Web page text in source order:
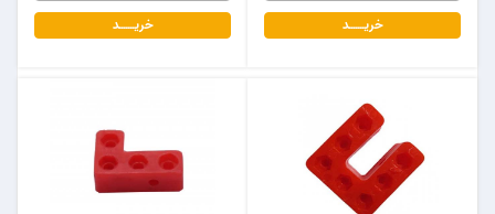
خریـــــــد
خریـــــــد